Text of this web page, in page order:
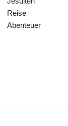
Reise
Abenteuer